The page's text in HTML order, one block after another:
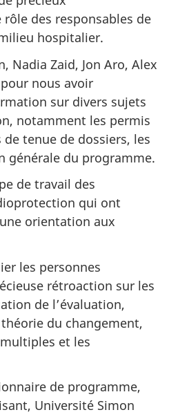
des responsables de
hospitalier.
Nadia Zaid, Jon Aro, Alex
nous avoir
sur divers sujets
notamment les permis
tenue de dossiers, les
générale du programme.
de travail des
qui ont
orientation aux
les personnes
rétroaction sur les
de l’évaluation,
du changement,
et les
de programme,
Université Simon